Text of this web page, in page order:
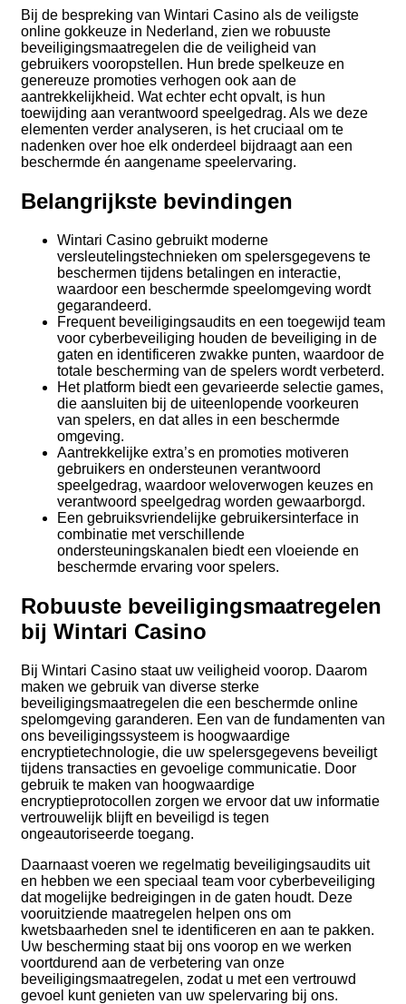
Bij de bespreking van Wintari Casino als de veiligste
online gokkeuze in Nederland, zien we robuuste
beveiligingsmaatregelen die de veiligheid van
gebruikers vooropstellen. Hun brede spelkeuze en
genereuze promoties verhogen ook aan de
aantrekkelijkheid. Wat echter echt opvalt, is hun
toewijding aan verantwoord speelgedrag. Als we deze
elementen verder analyseren, is het cruciaal om te
nadenken over hoe elk onderdeel bijdraagt aan een
beschermde én aangename speelervaring.
Belangrijkste bevindingen
Wintari Casino gebruikt moderne
versleutelingstechnieken om spelersgegevens te
beschermen tijdens betalingen en interactie,
waardoor een beschermde speelomgeving wordt
gegarandeerd.
Frequent beveiligingsaudits en een toegewijd team
voor cyberbeveiliging houden de beveiliging in de
gaten en identificeren zwakke punten, waardoor de
totale bescherming van de spelers wordt verbeterd.
Het platform biedt een gevarieerde selectie games,
die aansluiten bij de uiteenlopende voorkeuren
van spelers, en dat alles in een beschermde
omgeving.
Aantrekkelijke extra’s en promoties motiveren
gebruikers en ondersteunen verantwoord
speelgedrag, waardoor weloverwogen keuzes en
verantwoord speelgedrag worden gewaarborgd.
Een gebruiksvriendelijke gebruikersinterface in
combinatie met verschillende
ondersteuningskanalen biedt een vloeiende en
beschermde ervaring voor spelers.
Robuuste beveiligingsmaatregelen
bij Wintari Casino
Bij Wintari Casino staat uw veiligheid voorop. Daarom
maken we gebruik van diverse sterke
beveiligingsmaatregelen die een beschermde online
spelomgeving garanderen. Een van de fundamenten van
ons beveiligingssysteem is hoogwaardige
encryptietechnologie, die uw spelersgegevens beveiligt
tijdens transacties en gevoelige communicatie. Door
gebruik te maken van hoogwaardige
encryptieprotocollen zorgen we ervoor dat uw informatie
vertrouwelijk blijft en beveiligd is tegen
ongeautoriseerde toegang.
Daarnaast voeren we regelmatig beveiligingsaudits uit
en hebben we een speciaal team voor cyberbeveiliging
dat mogelijke bedreigingen in de gaten houdt. Deze
vooruitziende maatregelen helpen ons om
kwetsbaarheden snel te identificeren en aan te pakken.
Uw bescherming staat bij ons voorop en we werken
voortdurend aan de verbetering van onze
beveiligingsmaatregelen, zodat u met een vertrouwd
gevoel kunt genieten van uw spelervaring bij ons.